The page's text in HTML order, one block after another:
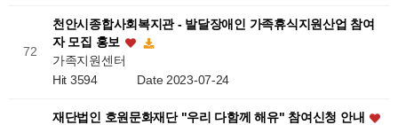
72
천안시종합사회복지관 - 발달장애인 가족휴식지원산업 참여
자 모집 홍보
가족지원센터
Hit 3594 Date 2023-07-24
재단법인 호원문화재단 "우리 다함께 해유" 참여신청 안내